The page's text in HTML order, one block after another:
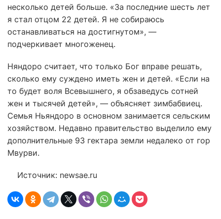
несколько детей больше. «За последние шесть лет
я стал отцом 22 детей. Я не собираюсь
останавливаться на достигнутом», —
подчеркивает многоженец.
Няндоро считает, что только Бог вправе решать,
сколько ему суждено иметь жен и детей. «Если на
то будет воля Всевышнего, я обзаведусь сотней
жен и тысячей детей», — объясняет зимбабвиец.
Семья Ньяндоро в основном занимается сельским
хозяйством. Недавно правительство выделило ему
дополнительные 93 гектара земли недалеко от гор
Мвурви.
Источник: newsae.ru